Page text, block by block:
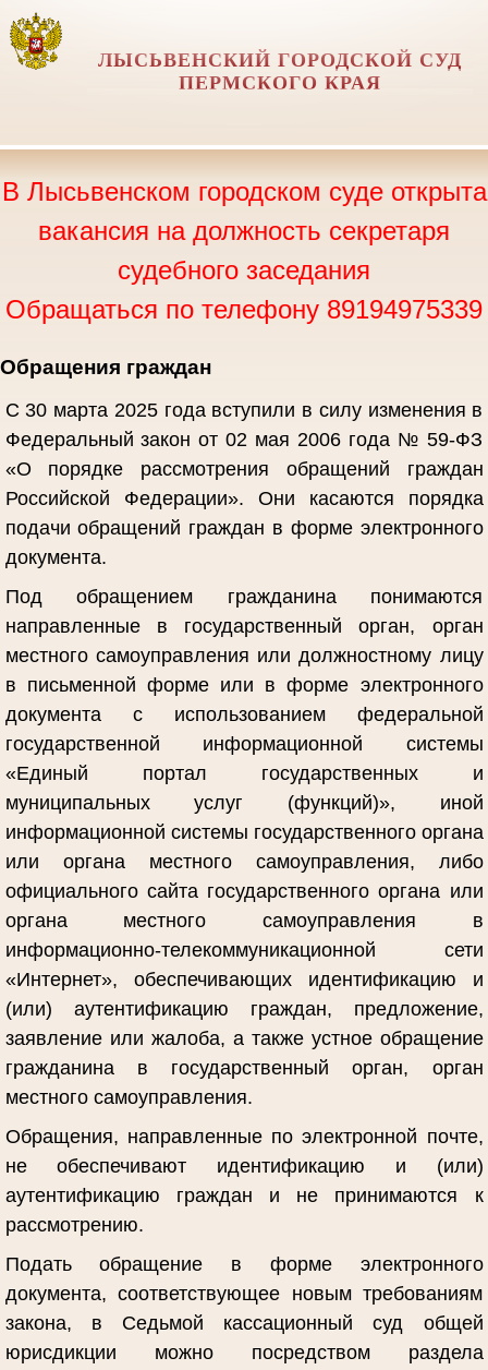
ЛЫСЬВЕНСКИЙ ГОРОДСКОЙ СУД
ПЕРМСКОГО КРАЯ
В Лысьвенском городском суде открыта
вакансия на должность секретаря
судебного заседания
Обращаться по телефону 89194975339
Обращения граждан
С 30 марта 2025 года вступили в силу изменения в
Федеральный закон от 02 мая 2006 года № 59-ФЗ
«О порядке рассмотрения обращений граждан
Российской Федерации». Они касаются порядка
подачи обращений граждан в форме электронного
документа.
Под обращением гражданина понимаются
направленные в государственный орган, орган
местного самоуправления или должностному лицу
в письменной форме или в форме электронного
документа с использованием федеральной
государственной информационной системы
«Единый портал государственных и
муниципальных услуг (функций)», иной
информационной системы государственного органа
или органа местного самоуправления, либо
официального сайта государственного органа или
органа местного самоуправления в
информационно-телекоммуникационной сети
«Интернет», обеспечивающих идентификацию и
(или) аутентификацию граждан, предложение,
заявление или жалоба, а также устное обращение
гражданина в государственный орган, орган
местного самоуправления.
Обращения, направленные по электронной почте,
не обеспечивают идентификацию и (или)
аутентификацию граждан и не принимаются к
рассмотрению.
Подать обращение в форме электронного
документа, соответствующее новым требованиям
закона, в Седьмой кассационный суд общей
юрисдикции можно посредством раздела